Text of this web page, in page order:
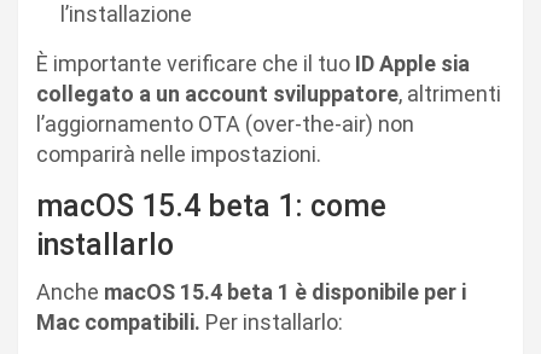
l’installazione
È importante verificare che il tuo ID Apple sia
collegato a un account sviluppatore, altrimenti
l’aggiornamento OTA (over-the-air) non
comparirà nelle impostazioni.
macOS 15.4 beta 1: come
installarlo
Anche macOS 15.4 beta 1 è disponibile per i
Mac compatibili. Per installarlo: